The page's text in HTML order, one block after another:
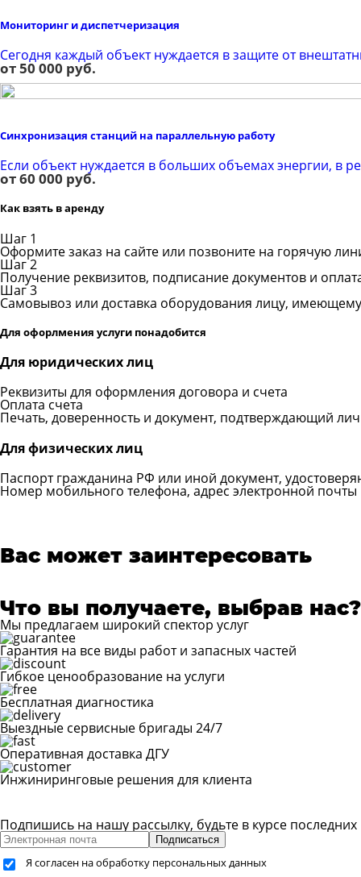
Мониторинг и диспетчеризация
Сегодня каждый объект нуждается в защите от
от 50 000 руб.
Синхронизация станций на параллельную работу
Если объект нуждается в больших объемах энергии, в
от 60 000 руб.
Как взять в аренду
Шаг 1
Оформите заказ на сайте или позвоните на горячую
Шаг 2
Получение реквизитов, подписание документов и
Шаг 3
Самовывоз или доставка оборудования лицу,
Для офорлмения услуги понадобится
Для юридических лиц
Реквизиты для оформления договора и счета
Оплата счета
Печать, доверенность и документ, подтверждающий
Для физических лиц
Паспорт гражданина РФ или иной документ,
Номер мобильного телефона, адрес электронной почты
Вас может заинтересовать
Что вы получаете, выбрав нас?
Мы предлагаем широкий спектор услуг
Гарантия на все виды работ и запасных частей
Гибкое ценообразование на услуги
Бесплатная диагностика
Выездные сервисные бригады 24/7
Оперативная доставка ДГУ
Инжиниринговые решения для клиента
Подпишись на нашу рассылку, будьте в курсе
Подписаться
Я согласен на обработку персональных данных